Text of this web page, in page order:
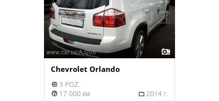
Chevrolet Orlando
3 POZ.
17 000 км
2014 г.